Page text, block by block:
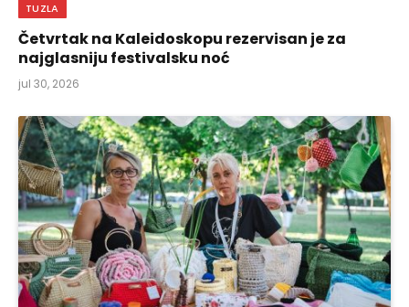
TUZLA
Četvrtak na Kaleidoskopu rezervisan je za
najglasniju festivalsku noć
jul 30, 2026